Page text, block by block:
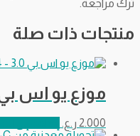
ترك مراجعة.
منتجات ذات صلة
موزع يو اس بي 3.0 – 4
2.000 ر.ع.